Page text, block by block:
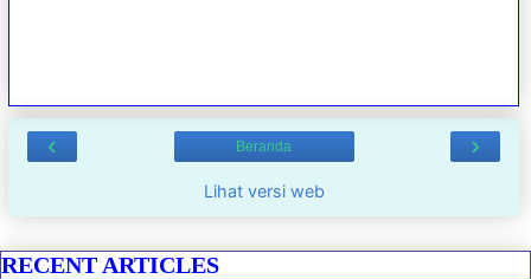
‹ ›
Beranda
Lihat versi web
RECENT ARTICLES